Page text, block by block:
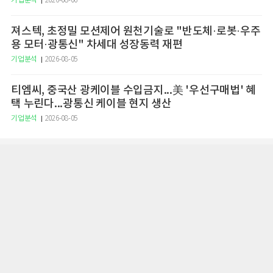
져스텍, 초정밀 모션제어 원천기술로 "반도체·로봇·우주
용 모터·광통신" 차세대 성장동력 재편
기업분석 2026-08-05
티엠씨, 중국산 광케이블 수입금지...美 '우선구매법' 혜
택 누린다...광통신 케이블 현지 생산
기업분석 2026-08-05